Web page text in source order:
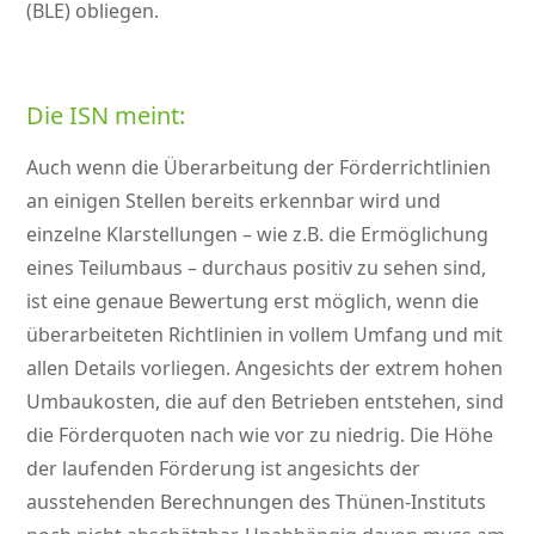
(BLE) obliegen.
Die ISN meint:
Auch wenn die Überarbeitung der Förderrichtlinien
an einigen Stellen bereits erkennbar wird und
einzelne Klarstellungen – wie z.B. die Ermöglichung
eines Teilumbaus – durchaus positiv zu sehen sind,
ist eine genaue Bewertung erst möglich, wenn die
überarbeiteten Richtlinien in vollem Umfang und mit
allen Details vorliegen. Angesichts der extrem hohen
Umbaukosten, die auf den Betrieben entstehen, sind
die Förderquoten nach wie vor zu niedrig. Die Höhe
der laufenden Förderung ist angesichts der
ausstehenden Berechnungen des Thünen-Instituts